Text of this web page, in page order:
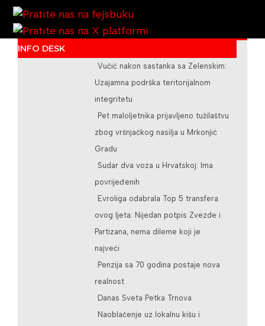
/teslicdanas@gmail.com
INFO DESK
Vučić nakon sastanka sa Zelenskim:
Uzajamna podrška teritorijalnom
integritetu
Pet maloljetnika prijavljeno tužilaštvu
zbog vršnjačkog nasilja u Mrkonjić
Gradu
Sudar dva voza u Hrvatskoj: Ima
povrijeđenih
Evroliga odabrala Top 5 transfera
ovog ljeta: Nijedan potpis Zvezde i
Partizana, nema dileme koji je
najveći
Penzija sa 70 godina postaje nova
realnost
Danas Sveta Petka Trnova
Naoblačenje uz lokalnu kišu i